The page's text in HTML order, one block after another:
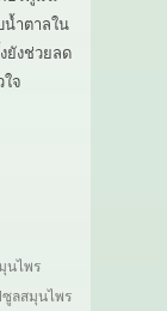
น้ำตาลใน
ยังช่วยลด
ใจ
นไพร
ลสมุนไพร